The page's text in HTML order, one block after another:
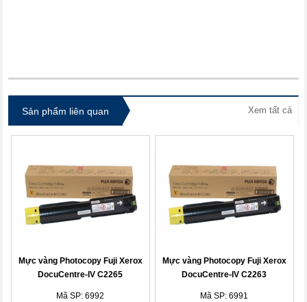
Sản phẩm liên quan Xem tất cả
Mực vàng Photocopy Fuji Xerox
DocuCentre-IV C2265
Mã SP: 6992
Mực vàng Photocopy Fuji Xerox
DocuCentre-IV C2263
Mã SP: 6991